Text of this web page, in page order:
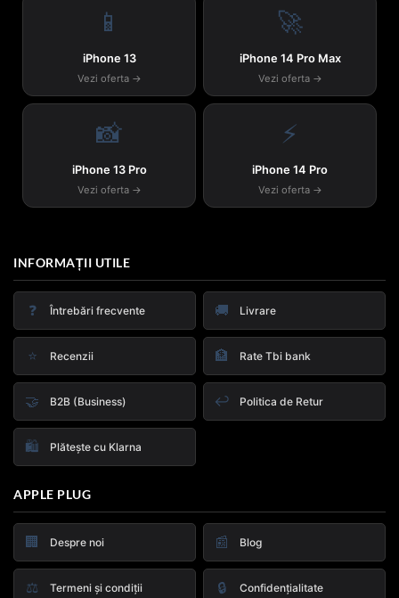
📱
iPhone 13
Vezi oferta →
🚀
iPhone 14 Pro Max
Vezi oferta →
📸
iPhone 13 Pro
Vezi oferta →
⚡
iPhone 14 Pro
Vezi oferta →
INFORMAȚII UTILE
❓ Întrebări frecvente 🚚 Livrare
⭐ Recenzii 🏦 Rate Tbi bank
🤝 B2B (Business) ↩️ Politica de Retur
🛍️ Plătește cu Klarna
APPLE PLUG
🏢 Despre noi 📰 Blog
⚖️ Termeni și condiții 🔒 Confidențialitate